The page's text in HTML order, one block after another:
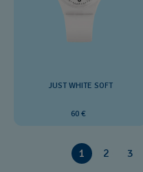
JUST WHITE SOFT
60 €
1 2 3